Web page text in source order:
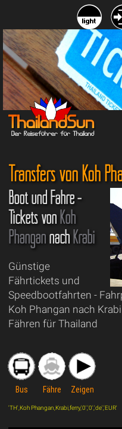
Transfers von Koh
Boot und Fähre -
Tickets von Koh
Phangannach Krabi
Günstige
Fährtickets und
Speedbootfahrten -
Koh Phangan nach
Fähren für Thailand
Bus Fähre Zeigen
'TH',Koh Phangan,Krabi,ferry,'0','0','de','EUR'